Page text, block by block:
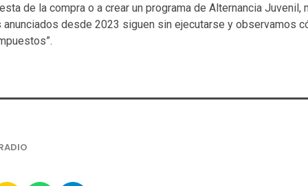
de la compra o a crear un programa de Alternancia Juvenil,
desde 2023 siguen sin ejecutarse y observamos